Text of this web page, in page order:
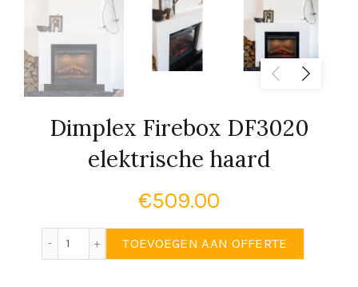
Dimplex Firebox DF3020
elektrische haard
€509.00
TOEVOEGEN AAN OFFERTE